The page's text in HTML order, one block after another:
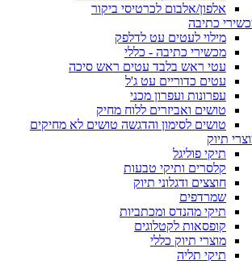
אלפון/אלבום לכרטיסי ביקור
כתיבה
מילוי לעטים עט לדלפק
מכשירי כתיבה - כללי
עטי ראש בלבד עטים ראש סיכה
עטים כדוריים עט ג'ל
עפרונות ועפרון מכני
טושים ואביזרים ללוח מחיק
טושים לסימון והדגשה טושים לא מחיקים
תיוק
תיקי פוליגל
קלסרים ותיקי טבעות
חוצצים ודגלוני תיוק
שמרדפים
תיקי מהנדס ומכתביות
קופסאות לקטלוגים
מוצרי תיוק כללי
תיקי תליה